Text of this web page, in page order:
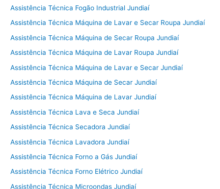
Assistência Técnica Fogão Industrial Jundiaí
Assistência Técnica Máquina de Lavar e Secar Roupa Jundiaí
Assistência Técnica Máquina de Secar Roupa Jundiaí
Assistência Técnica Máquina de Lavar Roupa Jundiaí
Assistência Técnica Máquina de Lavar e Secar Jundiaí
Assistência Técnica Máquina de Secar Jundiaí
Assistência Técnica Máquina de Lavar Jundiaí
Assistência Técnica Lava e Seca Jundiaí
Assistência Técnica Secadora Jundiaí
Assistência Técnica Lavadora Jundiaí
Assistência Técnica Forno a Gás Jundiaí
Assistência Técnica Forno Elétrico Jundiaí
Assistência Técnica Microondas Jundiaí